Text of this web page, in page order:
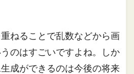
ねることで乱数などから画
のはすごいですよね。しか
成ができるのは今後の将来